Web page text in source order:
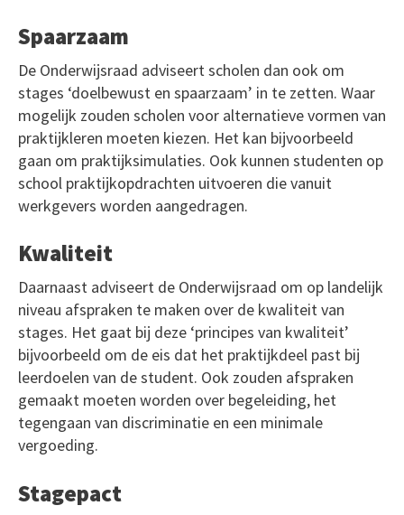
Spaarzaam
De Onderwijsraad adviseert scholen dan ook om
stages ‘doelbewust en spaarzaam’ in te zetten. Waar
mogelijk zouden scholen voor alternatieve vormen van
praktijkleren moeten kiezen. Het kan bijvoorbeeld
gaan om praktijksimulaties. Ook kunnen studenten op
school praktijkopdrachten uitvoeren die vanuit
werkgevers worden aangedragen.
Kwaliteit
Daarnaast adviseert de Onderwijsraad om op landelijk
niveau afspraken te maken over de kwaliteit van
stages. Het gaat bij deze ‘principes van kwaliteit’
bijvoorbeeld om de eis dat het praktijkdeel past bij
leerdoelen van de student. Ook zouden afspraken
gemaakt moeten worden over begeleiding, het
tegengaan van discriminatie en een minimale
vergoeding.
Stagepact